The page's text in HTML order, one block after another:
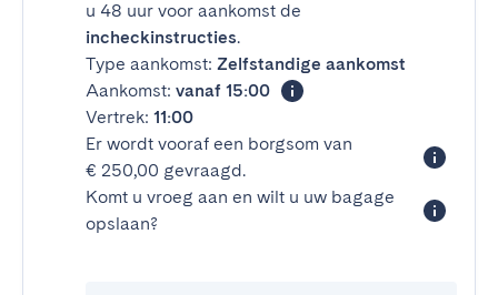
u 48 uur voor aankomst de
incheckinstructies.
Type aankomst: Zelfstandige aankomst
Aankomst: vanaf 15:00
Vertrek: 11:00
Er wordt vooraf een borgsom van
€ 250,00 gevraagd.
Komt u vroeg aan en wilt u uw bagage
opslaan?